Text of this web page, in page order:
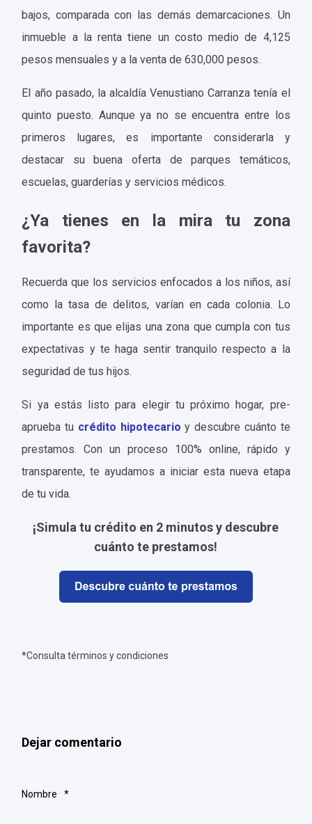
bajos, comparada con las demás demarcaciones. Un
inmueble a la renta tiene un costo medio de 4,125
pesos mensuales y a la venta de 630,000 pesos.
El año pasado, la alcaldía Venustiano Carranza tenía el
quinto puesto. Aunque ya no se encuentra entre los
primeros lugares, es importante considerarla y
destacar su buena oferta de parques temáticos,
escuelas, guarderías y servicios médicos.
¿Ya tienes en la mira tu zona
favorita?
Recuerda que los servicios enfocados a los niños, así
como la tasa de delitos, varían en cada colonia. Lo
importante es que elijas una zona que cumpla con tus
expectativas y te haga sentir tranquilo respecto a la
seguridad de tus hijos.
Si ya estás listo para elegir tu próximo hogar, pre-
aprueba tu crédito hipotecario y descubre cuánto te
prestamos. Con un proceso 100% online, rápido y
transparente, te ayudamos a iniciar esta nueva etapa
de tu vida.
¡Simula tu crédito en 2 minutos y descubre
cuánto te prestamos!
*Consulta términos y condiciones
Dejar comentario
Nombre *